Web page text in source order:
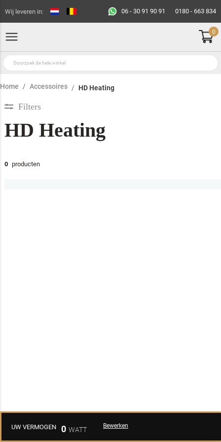
Wij leveren in: 06 - 30 91 90 91 0180 - 663 834
0
Home Accessoires HD Heating
HD Heating
Filters
0 producten
UW VERMOGEN 0 Bewerken